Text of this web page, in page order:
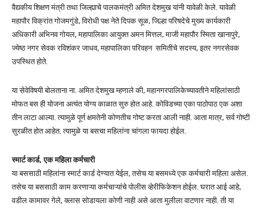
वैद्यकीय शिक्षण मंत्री तथा जिल्ह्याचे पालकमंत्री अमित देशमुख यांनी यावेळी केले. यावेळी
महापौर विक्रांत गोजमगुंडे, विरोधी पक्ष नेते दिपक सूळ, जिल्हा परिषदेचे मुख्य कार्यकारी
अधिकारी अभिनव गोयल, महापालिका आयुक्त अमन मित्तल, माजी महापौर स्मिता खानापुरे,
ज्येष्ठ नगर सेवक रविशंकर जाधव, महापालिका परिवहन समितीचे सदस्य, इतर नगरसेवक
उपस्थित होते.
या सेवेविषयी बोलताना ना. अमित देशमुख म्हणाले की, महानगरपालिकेच्यावतीने महिलांसाठी
मोफत बस ही योजना अत्यंत योग्य काळात सुरु होत आहे. कोविडच्या एका पाठोपाठ एक अशा
तीन लाटा आल्या. त्यामुळे पूर्ण क्षमतेनी कोणतीच गोष्ट करता आली नाही. आता मात्र, सर्व गोष्टी
सुरळीत होत आहेत. त्यामुळे या बसचा महिलांना चांगला फायदा होईल.
स्मार्ट कार्ड, एक महिला कर्मचारी
या बससाठी महिलांना स्मार्ट कार्ड देण्यात येईल, तसेच या बसमध्ये एक कर्मचारी महिला असेल.
तसेच या बससाठी काम करणाऱ्या कर्मचाऱ्यांचे पोलीस व्हेरीफिकेशन होईल. घरात आई आहे,
वडील कामावर गेले, क्लास सोडायला कोणी नाही असे आता मुलीला वाटणार नाही. ती या